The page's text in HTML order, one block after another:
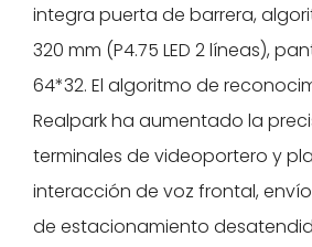
integra puerta de barrera,
320 mm (P4.75 LED 2 líneas),
64*32. El algoritmo de
Realpark ha aumentado la
terminales de videoportero y
interacción de voz frontal,
de estacionamiento